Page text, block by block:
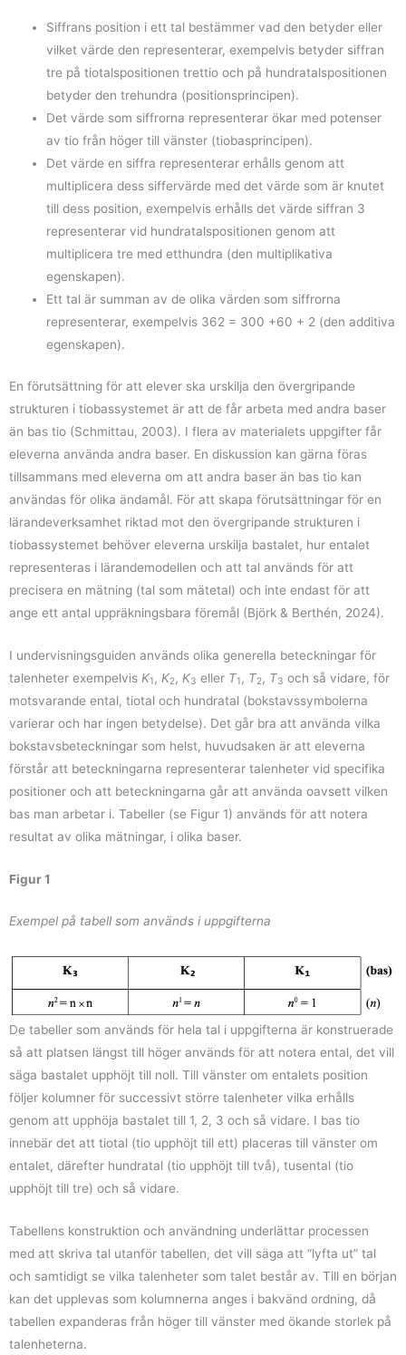
Siffrans position i ett tal bestämmer vad den betyder eller
vilket värde den representerar, exempelvis betyder siffran
tre på tiotalspositionen trettio och på hundratalspositionen
betyder den trehundra (positionsprincipen).
Det värde som siffrorna representerar ökar med potenser
av tio från höger till vänster (tiobasprincipen).
Det värde en siffra representerar erhålls genom att
multiplicera dess siffervärde med det värde som är knutet
till dess position, exempelvis erhålls det värde siffran 3
representerar vid hundratalspositionen genom att
multiplicera tre med etthundra (den multiplikativa
egenskapen).
Ett tal är summan av de olika värden som siffrorna
representerar, exempelvis 362 = 300 +60 + 2 (den additiva
egenskapen).
En förutsättning för att elever ska urskilja den övergripande
strukturen i tiobassystemet är att de får arbeta med andra baser
än bas tio (Schmittau, 2003). I flera av materialets uppgifter får
eleverna använda andra baser. En diskussion kan gärna föras
tillsammans med eleverna om att andra baser än bas tio kan
användas för olika ändamål. För att skapa förutsättningar för en
lärandeverksamhet riktad mot den övergripande strukturen i
tiobassystemet behöver eleverna urskilja bastalet, hur entalet
representeras i lärandemodellen och att tal används för att
precisera en mätning (tal som mätetal) och inte endast för att
ange ett antal uppräkningsbara föremål (Björk & Berthén, 2024).
I undervisningsguiden används olika generella beteckningar för
talenheter exempelvis K1 , K2, K3 eller T1 , T2, T3 och så vidare, för
motsvarande ental, tiotal och hundratal (bokstavssymbolerna
varierar och har ingen betydelse). Det går bra att använda vilka
bokstavsbeteckningar som helst, huvudsaken är att eleverna
förstår att beteckningarna representerar talenheter vid specifika
positioner och att beteckningarna går att använda oavsett vilken
bas man arbetar i. Tabeller (se Figur 1) används för att notera
resultat av olika mätningar, i olika baser.
Figur 1
Exempel på tabell som används i uppgifterna
De tabeller som används för hela tal i uppgifterna är konstruerade
så att platsen längst till höger används för att notera ental, det vill
säga bastalet upphöjt till noll. Till vänster om entalets position
följer kolumner för successivt större talenheter vilka erhålls
genom att upphöja bastalet till 1, 2, 3 och så vidare. I bas tio
innebär det att tiotal (tio upphöjt till ett) placeras till vänster om
entalet, därefter hundratal (tio upphöjt till två), tusental (tio
upphöjt till tre) och så vidare.
Tabellens konstruktion och användning underlättar processen
med att skriva tal utanför tabellen, det vill säga att “lyfta ut” tal
och samtidigt se vilka talenheter som talet består av. Till en början
kan det upplevas som kolumnerna anges i bakvänd ordning, då
tabellen expanderas från höger till vänster med ökande storlek på
talenheterna.